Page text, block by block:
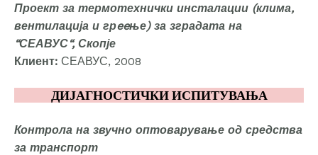
Проект за термотехнички инсталации (клима,
вентилација и грeeње) за зградата на
“СЕАВУС“, Скопје
Клиент: СЕАВУС, 2008
ДИЈАГНОСТИЧКИ ИСПИТУВАЊА
Контрола на звучно оптоварување од средства
за транспорт